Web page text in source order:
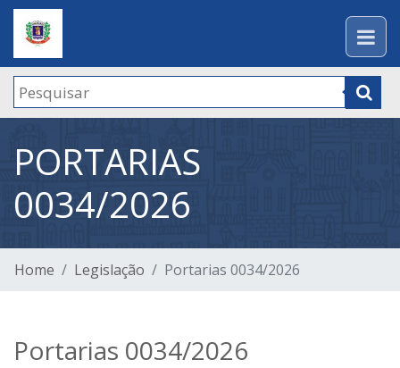
PORTARIAS
0034/2026
Home Legislação Portarias 0034/2026
Portarias 0034/2026